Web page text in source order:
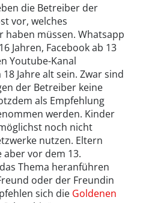
die Betreiber der
vor, welches
müssen. Whatsapp
Jahren, Facebook ab 13
Youtube-Kanal
Jahre alt sein. Zwar sind
der Betreiber keine
als Empfehlung
werden. Kinder
noch nicht
nutzen. Eltern
vor dem 13.
Thema heranführen
oder der Freundin
sich die Goldenen